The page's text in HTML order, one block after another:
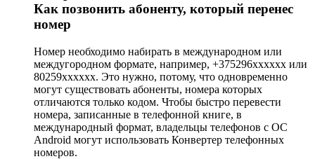
Как позвонить абоненту, который перенес
номер
Номер необходимо набирать в международном или
междугородном формате, например, +375296хххххх или
80259хххххх. Это нужно, потому, что одновременно
могут существовать абоненты, номера которых
отличаются только кодом. Чтобы быстро перевести
номера, записанные в телефонной книге, в
международный формат, владельцы телефонов с ОС
Android могут использовать Конвертер телефонных
номеров.